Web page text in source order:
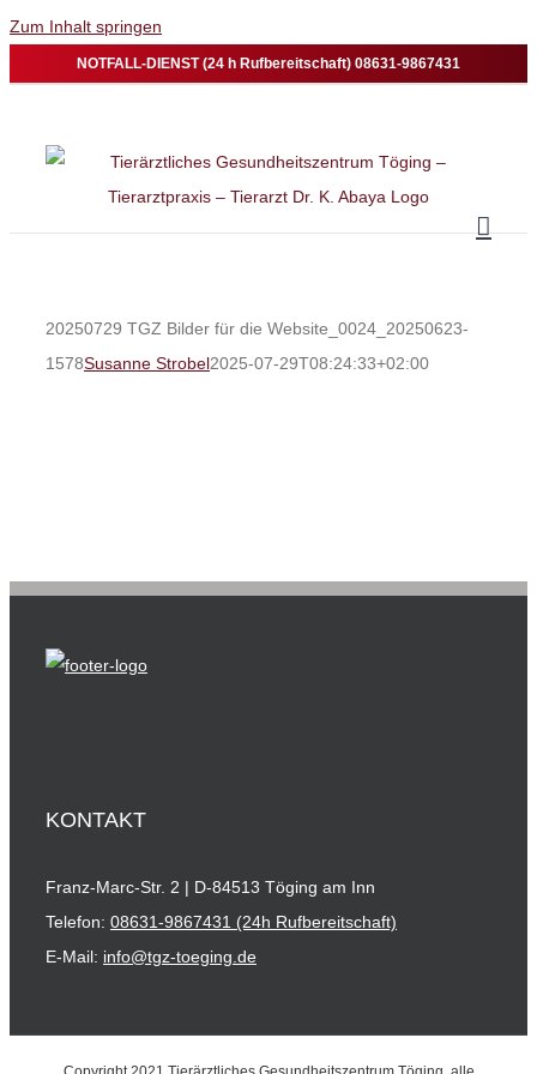
Zum Inhalt springen
NOTFALL-DIENST (24 h Rufbereitschaft) 08631-9867431
20250729 TGZ Bilder für die Website_0024_20250623-
1578Susanne Strobel2025-07-29T08:24:33+02:00
KONTAKT
Franz-Marc-Str. 2 | D-84513 Töging am Inn
Telefon: 08631-9867431 (24h Rufbereitschaft)
E-Mail: info@tgz-toeging.de